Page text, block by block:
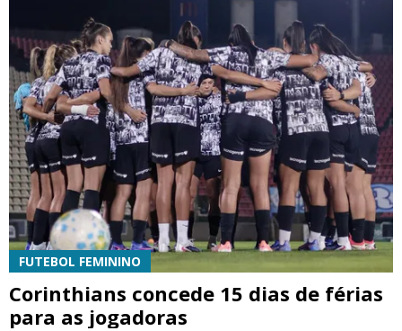
FUTEBOL FEMININO
Corinthians concede 15 dias de férias
para as jogadoras